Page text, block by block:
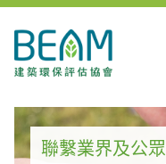
聯繫業界及公眾